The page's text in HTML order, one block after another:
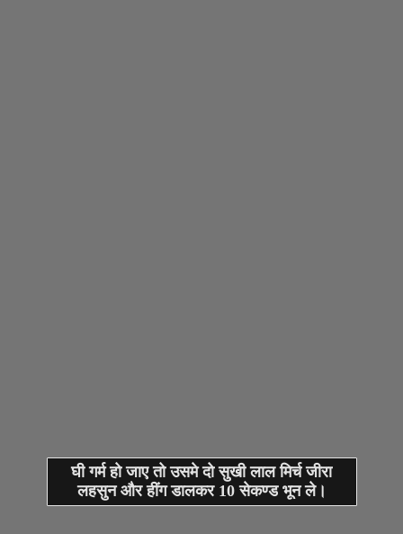
घी गर्म हो जाए तो उसमे दो सुखी लाल मिर्च जीरा
लहसुन और हींग डालकर 10 सेकण्ड भून ले।